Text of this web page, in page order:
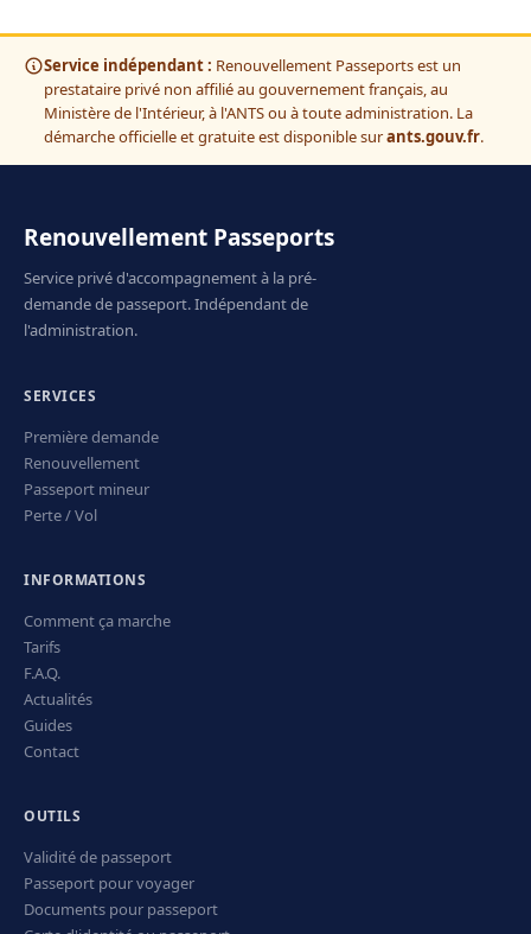
Service indépendant : Renouvellement Passeports est un
prestataire privé non affilié au gouvernement français, au
Ministère de l'Intérieur, à l'ANTS ou à toute administration. La
démarche officielle et gratuite est disponible surants.gouv.fr.
Renouvellement Passeports
Service privé d'accompagnement à la pré-
demande de passeport. Indépendant de
l'administration.
SERVICES
Première demande
Renouvellement
Passeport mineur
Perte / Vol
INFORMATIONS
Comment ça marche
Tarifs
F.A.Q.
Actualités
Guides
Contact
OUTILS
Validité de passeport
Passeport pour voyager
Documents pour passeport